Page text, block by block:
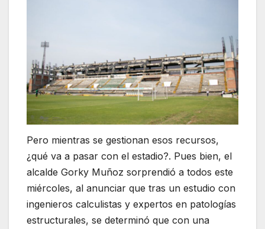
Pero mientras se gestionan esos recursos,
¿qué va a pasar con el estadio?. Pues bien, el
alcalde Gorky Muñoz sorprendió a todos este
miércoles, al anunciar que tras un estudio con
ingenieros calculistas y expertos en patologías
estructurales, se determinó que con una